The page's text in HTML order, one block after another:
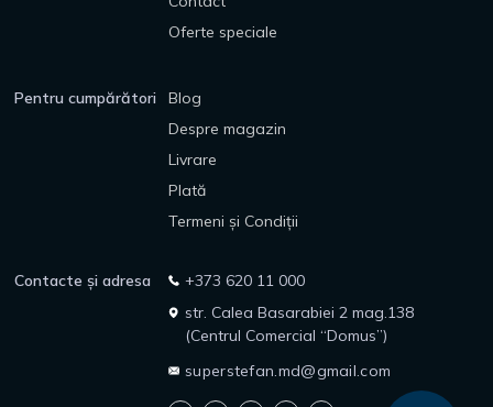
Oferte speciale
Pentru cumpărători
Blog
Despre magazin
Livrare
Plată
Termeni și Condiții
Contacte și adresa
+373 620 11 000
str. Calea Basarabiei 2 mag.138
(Centrul Comercial “Domus”)
superstefan.md@gmail.com